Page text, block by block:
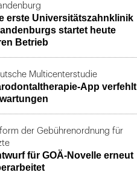
erste Universitätszahnklinik
startet heute
Betrieb
Multicenterstudie
App verfehlt
der Gebührenordnung für
für GOÄ-Novelle erneut